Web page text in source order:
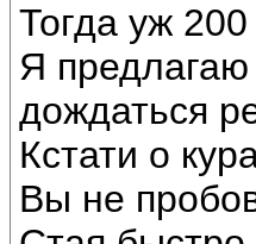
Тогда уж
Я предлагаю
дождаться
Кстати о
Вы не